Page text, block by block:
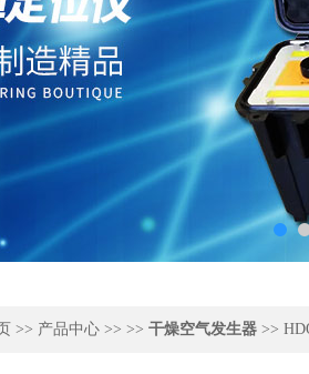
>> 产品中心 >> >> 干燥空气发生器 >>